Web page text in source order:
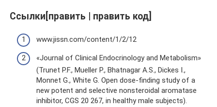
Ссылки[править | править код]
www.jissn.com/content/1/2/12
«Journal of Clinical Endocrinology and Metabolism»
(Trunet P.F., Mueller P., Bhatnagar A.S., Dickes I.,
Monnet G., White G. Open dose-finding study of a
new potent and selective nonsteroidal aromatase
inhibitor, CGS 20 267, in healthy male subjects).